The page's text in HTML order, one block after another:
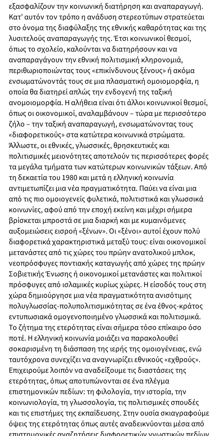
εξασφαλίζουν την κοινωνική διατήρηση και αναπαραγωγή.
Κατ’ αυτόν τον τρόπο η ανάδυση στερεοτύπων στρατεύεται
στο όνομα της διαφύλαξης της εθνικής καθαρότητας και της
λυσιτελούς αναπαραγωγής της. Έτσι κοινωνικοί θεσμοί,
όπως το σχολείο, καλούνται να διατηρήσουν και να
αναπαραγάγουν την εθνική πολιτισμική κληρονομιά,
περιθωριοποιώντας τους «επικίνδυνους ξένους» ή ακόμα
ενσωματώνοντάς τους σε μια πλασματική ομοιομορφία, η
οποία θα διατηρεί απλώς την ενδογενή της ταξική
ανομοιομορφία. Η αλήθεια είναι ότι άλλοι κοινωνικοί θεσμοί,
όπως οι οικονομικοί, αναλαμβάνουν – τώρα με περισσότερο
ζήλο – την ταξική αναπαραγωγή, ενσωματώνοντας τους
«διαφορετικούς» στα κατώτερα κοινωνικά στρώματα.
Άλλωστε, οι εθνικές, γλωσσικές, θρησκευτικές και
πολιτισμικές μειονότητες αποτελούν τις περισσότερες φορές
τα μεγάλα τμήματα των κατώτερων κοινωνικών τάξεων. Από
τη δεκαετία του 1980 και μετά η ελληνική κοινωνία
αντιμετωπίζει μια νέα πραγματικότητα. Παύει να είναι μια
από τις πιο ομοιογενείς φυλετικά, πολιτιστικά και γλωσσικά
κοινωνίες, αφού από την εποχή εκείνη και μέχρι σήμερα
βρίσκεται μπροστά σε μια διαρκή και με κυμαινόμενες
αυξομειώσεις εισροή «ξένων». Οι «ξένοι» αυτοί έχουν πολύ
διαφορετικά χαρακτηριστικά μεταξύ τους: είναι οικονομικοί
μετανάστες από τις χώρες του πρώην ανατολικού μπλοκ,
νεοπρόσφυγες ποντιακής καταγωγής από χώρες της πρώην
Σοβιετικής Ένωσης ή οικονομικοί μετανάστες και πολιτικοί
πρόσφυγες από ισλαμικές κυρίως χώρες. Η είσοδός τους στη
χώρα δημιούργησε μια νέα πραγματικότητα ανισότιμης
πολυγλωσσίας-πολυπολιτισμικότητας σε ένα έθνος-κράτος
εντυπωσιακά ομογενοποιημένο γλωσσικά και πολιτισμικά.
Το ζήτημα της ετερότητας είναι σήμερα τόσο επίκαιρο όσο
ποτέ. Η ελληνική κοινωνία μοιάζει να παρακολουθεί
σοκαρισμένη τη διάσπαση της ιερής της ομοιογένειας, ενώ
ταυτόχρονα συνεχίζει να αναγνωρίζει εθνικούς «εχθρούς».
Επιχειρούμε λοιπόν να αναδείξουμε τις διαστάσεις της
ετερότητας, όπως αποτυπώνονται σε ένα πλέγμα
επιστημονικών πεδίων: τη φιλολογία, την ιστορία, την
κοινωνιολογία, τη γλωσσολογία, τις πολιτισμικές σπουδές
και τις επιστήμες της εκπαίδευσης. Στην ουσία σκιαγραφούμε
όψεις της ετερότητας όπως αυτές αναδεικνύονται μέσα από